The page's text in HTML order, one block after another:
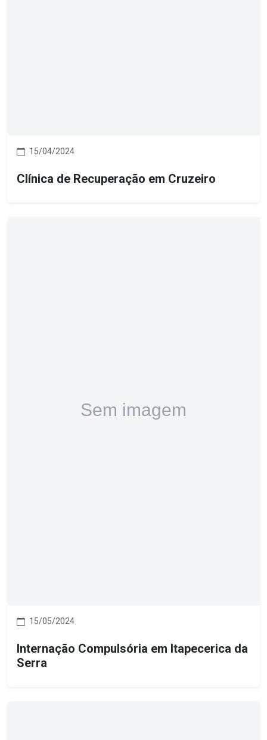
15/04/2024
Clínica de Recuperação em Cruzeiro
15/05/2024
Internação Compulsória em Itapecerica da
Serra